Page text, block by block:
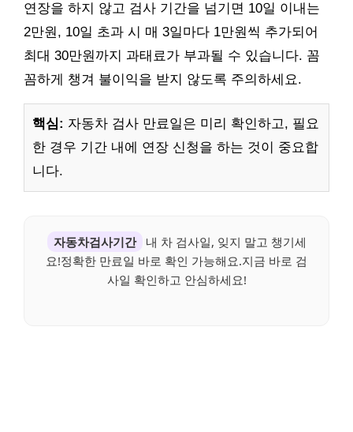
연장을 하지 않고 검사 기간을 넘기면 10일 이내는
2만원, 10일 초과 시 매 3일마다 1만원씩 추가되어
최대 30만원까지 과태료가 부과될 수 있습니다. 꼼
꼼하게 챙겨 불이익을 받지 않도록 주의하세요.
핵심: 자동차 검사 만료일은 미리 확인하고, 필요
한 경우 기간 내에 연장 신청을 하는 것이 중요합
니다.
자동차검사기간
내 차 검사일, 잊지 말고 챙기세
요!정확한 만료일 바로 확인 가능해요.지금 바로 검
사일 확인하고 안심하세요!